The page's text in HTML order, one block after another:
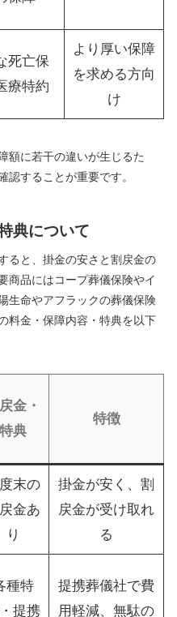
死亡保
療特約
より厚い保障
を求める方向
け
額に若干の違いが生じるた
認することが重要です。
典について
ると、掛金の安さと割戻金の
商品にはコープ葬儀保険やイ
生命やアフラックの葬儀保険
料金・保障内容・特典を以下
金・
特典
特徴
末の
金あ
り
掛金が安く、割
戻金が受け取れ
る
種特
提携
提携葬儀社で費
用軽減、無駄の